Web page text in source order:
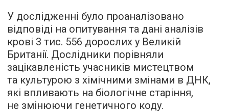
У дослідженні було проаналізовано
відповіді на опитування та дані аналізів
крові 3 тис. 556 дорослих у Великій
Британії. Дослідники порівняли
зацікавленість учасників мистецтвом
та культурою з хімічними змінами в ДНК,
які впливають на біологічне старіння,
не змінюючи генетичного коду.